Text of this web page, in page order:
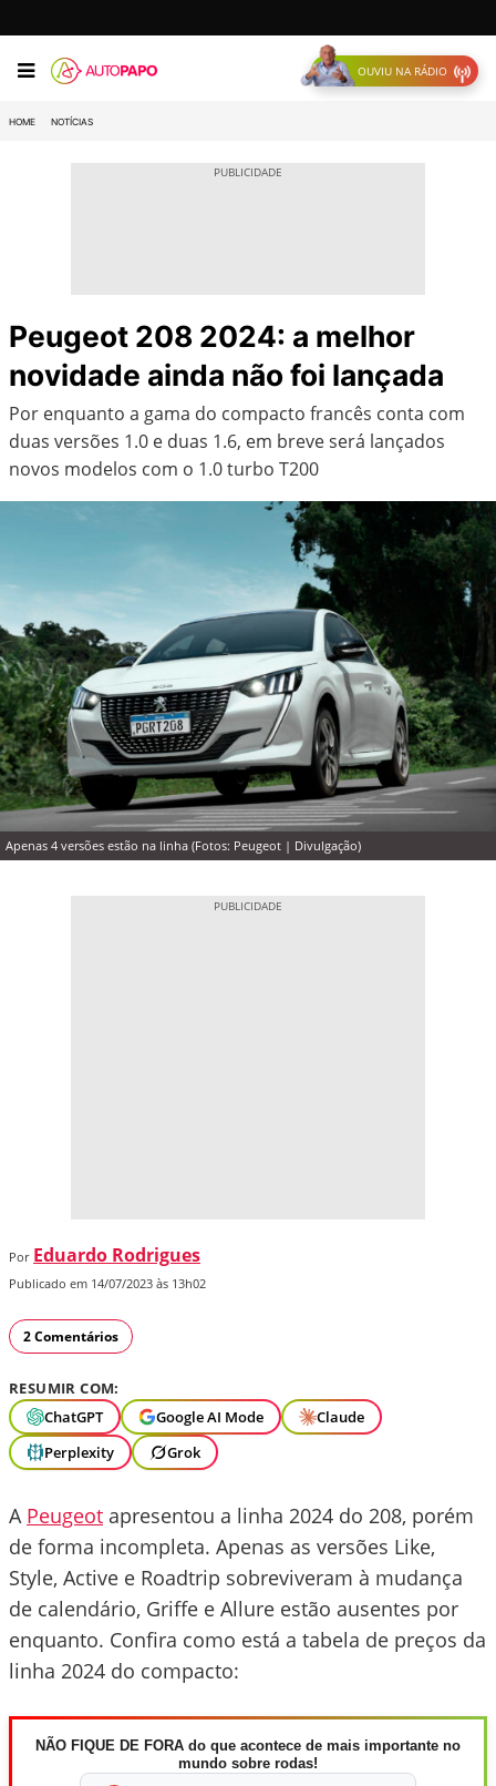
OUVIU NA RÁDIO
HOME NOTÍCIAS
Peugeot 208 2024: a melhor
novidade ainda não foi lançada
Por enquanto a gama do compacto francês conta com
duas versões 1.0 e duas 1.6, em breve será lançados
novos modelos com o 1.0 turbo T200
Apenas 4 versões estão na linha (Fotos: Peugeot | Divulgação)
Por Eduardo Rodrigues
Publicado em 14/07/2023 às 13h02
2 Comentários
RESUMIR COM:
ChatGPT
Google AI Mode
Claude
Perplexity
Grok
A Peugeot apresentou a linha 2024 do 208, porém
de forma incompleta. Apenas as versões Like,
Style, Active e Roadtrip sobreviveram à mudança
de calendário, Griffe e Allure estão ausentes por
enquanto. Confira como está a tabela de preços da
linha 2024 do compacto:
NÃO FIQUE DE FORA do que acontece de mais importante no
mundo sobre rodas!